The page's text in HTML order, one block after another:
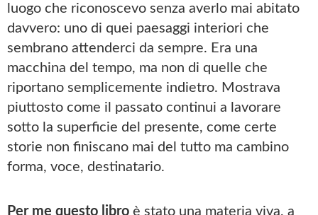
luogo che riconoscevo senza averlo mai abitato
davvero: uno di quei paesaggi interiori che
sembrano attenderci da sempre. Era una
macchina del tempo, ma non di quelle che
riportano semplicemente indietro. Mostrava
piuttosto come il passato continui a lavorare
sotto la superficie del presente, come certe
storie non finiscano mai del tutto ma cambino
forma, voce, destinatario.
Per me questo libro è stato una materia viva, a